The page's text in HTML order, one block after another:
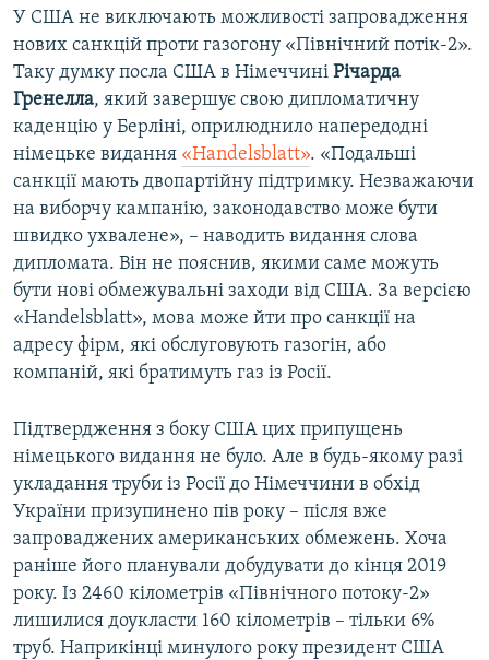
У США не виключають можливості запровадження
нових санкцій проти газогону «Північний потік-2».
Таку думку посла США в Німеччині Річарда
Гренелла, який завершує свою дипломатичну
каденцію у Берліні, оприлюднило напередодні
німецьке видання «Handelsblatt». «Подальші
санкції мають двопартійну підтримку. Незважаючи
на виборчу кампанію, законодавство може бути
швидко ухвалене», – наводить видання слова
дипломата. Він не пояснив, якими саме можуть
бути нові обмежувальні заходи від США. За версією
«Handelsblatt», мова може йти про санкції на
адресу фірм, які обслуговують газогін, або
компаній, які братимуть газ із Росії.
Підтвердження з боку США цих припущень
німецького видання не було. Але в будь-якому разі
укладання труби із Росії до Німеччини в обхід
України призупинено пів року – після вже
запроваджених американських обмежень. Хоча
раніше його планували добудувати до кінця 2019
року. Із 2460 кілометрів «Північного потоку-2»
лишилися доукласти 160 кілометрів – тільки 6%
труб. Наприкінці минулого року президент США